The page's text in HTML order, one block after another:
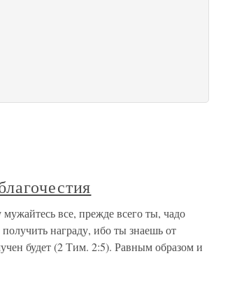
все, прежде всего ты, чадо
награду, ибо ты знаешь от
будет (2 Тим. 2:5). Равным образом и